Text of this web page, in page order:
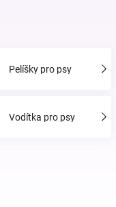
Pelíšky pro psy
Vodítka pro psy